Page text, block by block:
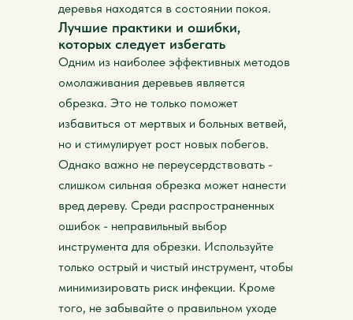
деревья находятся в состоянии покоя.
Лучшие практики и ошибки,
которых следует избегать
Одним из наиболее эффективных методов
омолаживания деревьев является
обрезка. Это не только поможет
избавиться от мертвых и больных ветвей,
но и стимулирует рост новых побегов.
Однако важно не переусердствовать -
слишком сильная обрезка может нанести
вред дереву. Среди распространенных
ошибок - неправильный выбор
инструмента для обрезки. Используйте
только острый и чистый инструмент, чтобы
минимизировать риск инфекции. Кроме
того, не забывайте о правильном уходе